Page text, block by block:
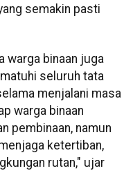
semakin pasti
warga binaan juga
seluruh tata
menjalani masa
warga binaan
pembinaan, namun
ketertiban,
rutan," ujar